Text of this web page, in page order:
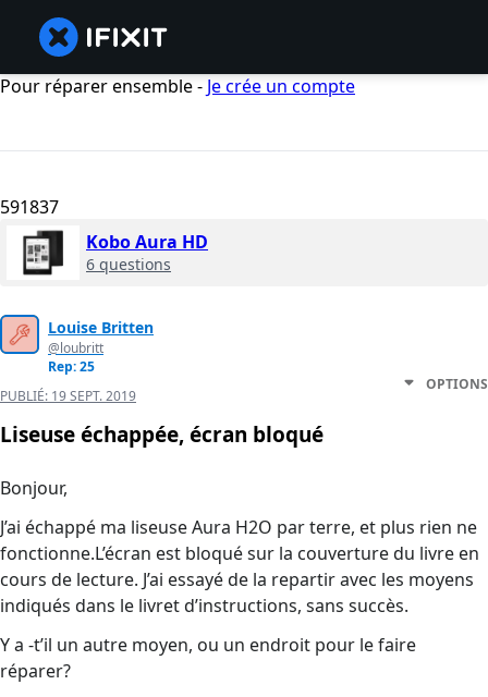
Pour réparer ensemble - Je crée un compte
591837
Kobo Aura HD
6 questions
Louise Britten
@loubritt
Rep: 25
PUBLIÉ: 19 SEPT. 2019
OPTIONS
Liseuse échappée, écran bloqué
Bonjour,
J’ai échappé ma liseuse Aura H2O par terre, et plus rien ne
fonctionne.L’écran est bloqué sur la couverture du livre en
cours de lecture. J’ai essayé de la repartir avec les moyens
indiqués dans le livret d’instructions, sans succès.
Y a -t’il un autre moyen, ou un endroit pour le faire
réparer?